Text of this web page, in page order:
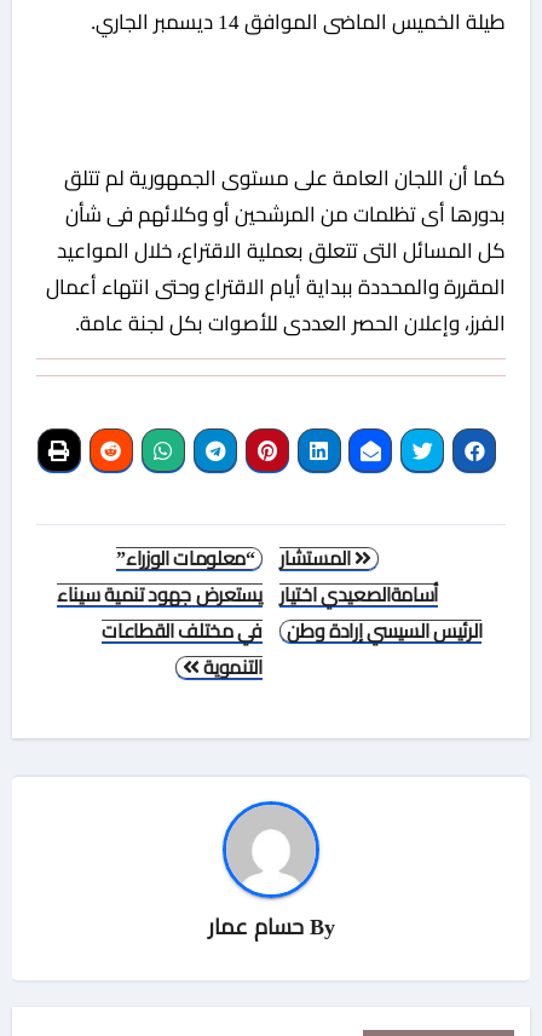
طيلة الخميس الماضى الموافق 14 ديسمبر الجاري.
كما أن اللجان العامة على مستوى الجمهورية لم تتلق
بدورها أى تظلمات من المرشحين أو وكلائهم فى شأن
كل المسائل التى تتعلق بعملية الاقتراع، خلال المواعيد
المقررة والمحددة ببداية أيام الاقتراع وحتى انتهاء أعمال
الفرز، وإعلان الحصر العددى للأصوات بكل لجنة عامة.
المقالات
“معلومات الوزراء”
يستعرض جهود تنمية سيناء
في مختلف القطاعات
التنموية
المستشار
أسامةالصعيدي اختيار
الرئيس السيسي إرادة وطن
By حسام عمار